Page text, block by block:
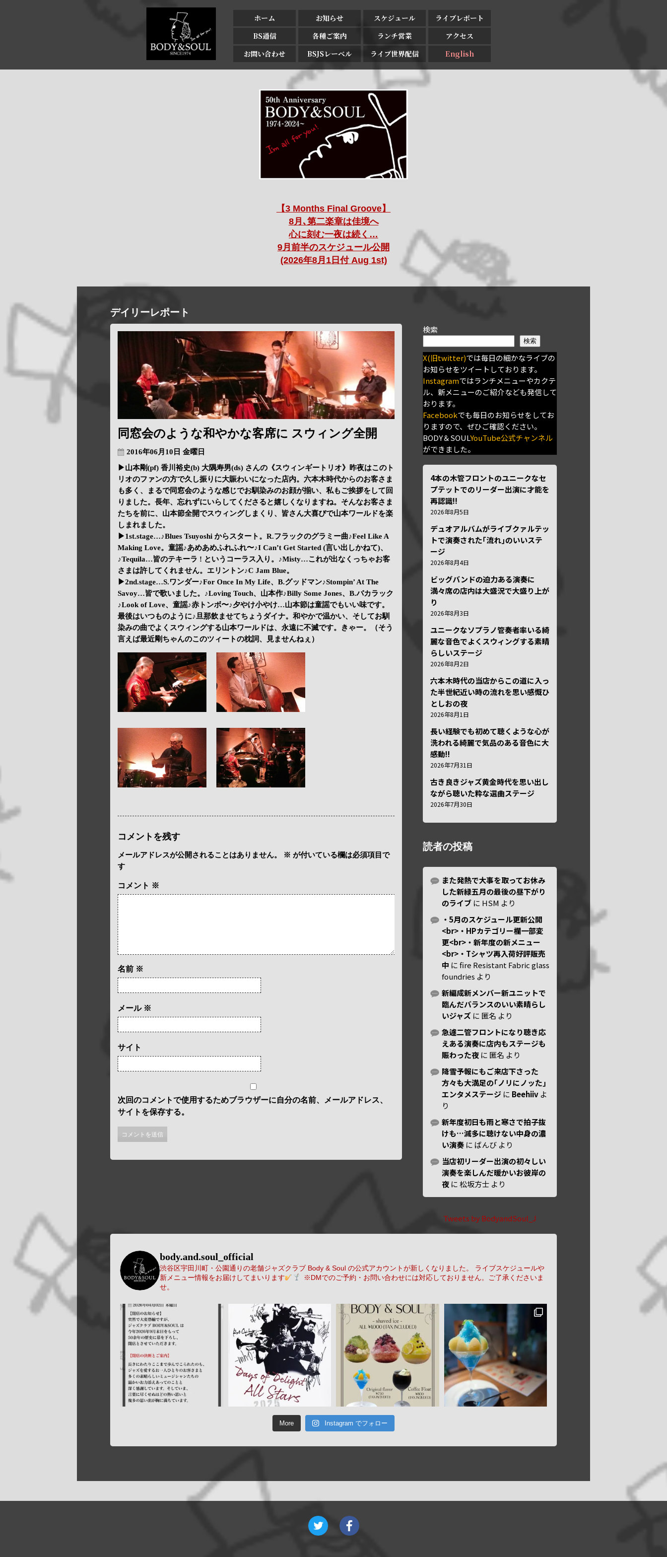
ホーム お知らせ スケジュール
ライブレポート
BS通信
各種ご案内 ランチ営業
アクセス
お問い合わせ
BSJSレーベル ライブ世界配信 English
【3 Months Final Groove】
8月､第二楽章は佳境へ
心に刻む一夜は続く…
9月前半のスケジュール公開
(2026年8月1日付 Aug 1st)
デイリーレポート
同窓会のような和やかな客席に スウィング全開
2016年06月10日 金曜日
▶山本剛(pf) 香川裕史(b) 大隅寿男(ds) さんの《スウィンギートリオ》昨夜はこのト
リオのファンの方で久し振りに大賑わいになった店内。六本木時代からのお客さま
も多く、まるで同窓会のような感じでお馴染みのお顔が揃い、私もご挨拶をして回
りました。長年、忘れずにいらしてくださると嬉しくなりますね。そんなお客さま
たちを前に、山本節全開でスウィングしまくり、皆さん大喜びで山本ワールドを楽
しまれました。
▶1st.stage…♪Blues Tsuyoshi からスタート。R.フラックのグラミー曲♪Feel Like A
Making Love。童謡♪あめあめふれふれ〜♪I Can’t Get Started (言い出しかねて)、
♪Tequila…皆のテキーラ ! というコーラス入り。♪Misty…これが出なくっちゃお客
さまは許してくれません。エリントン♪C Jam Blue。
▶2nd.stage…S.ワンダー♪For Once In My Life、B.グッドマン♪Stompin’ At The
Savoy…皆で歌いました。♪Loving Touch、山本作♪Billy Some Jones、B.バカラック
♪Look of Love、童謡♪赤トンボ〜♪夕やけ小やけ…山本節は童謡でもいい味です。
最後はいつものように♪旦那飲ませてちょうダイナ。和やかで温かい、そしてお馴
染みの曲でよくスウィングする山本ワールドは、永遠に不滅です。きゃー。（そう
言えば最近剛ちゃんのこのツィートの枕詞、見ませんねぇ）
コメントを残す
メールアドレスが公開されることはありません。 ※ が付いている欄は必須項目で
す
コメント ※
名前 ※
メール ※
サイト
次回のコメントで使用するためブラウザーに自分の名前、メールアドレス、
サイトを保存する。
検索
検索
X(旧twitter)では毎日の細かなライブの
お知らせをツイートしております。
Instagramではランチメニューやカクテ
ル、新メニューのご紹介なども発信して
おります。
Facebookでも毎日のお知らせをしてお
りますので、ぜひご確認ください。
BODY＆SOULYouTube公式チャンネル
ができました。
4本の木管フロントのユニークなセ
プテットでのリーダー出演に才能を
再認識!!
2026年8月5日
デュオアルバムがライブクァルテッ
トで演奏された｢流れ｣のいいステ
ージ
2026年8月4日
ビッグバンドの迫力ある演奏に
満々席の店内は大盛況で大盛り上が
り
2026年8月3日
ユニークなソプラノ管奏者率いる綺
麗な音色でよくスウィングする素晴
らしいステージ
2026年8月2日
六本木時代の当店からこの道に入っ
た半世紀近い時の流れを思い感慨ひ
としおの夜
2026年8月1日
長い経験でも初めて聴くような心が
洗われる綺麗で気品のある音色に大
感動!!
2026年7月31日
古き良きジャズ黄金時代を思い出し
ながら聴いた粋な選曲ステージ
2026年7月30日
読者の投稿
また発熱で大事を取ってお休み
した新緑五月の最後の昼下がり
のライブ に HSM より
・5月のスケジュール更新公開
<br>・HPカテゴリー欄一部変
更<br>・新年度の新メニュー
<br>・Tシャツ再入荷好評販売
中 にfire Resistant Fabric glass
foundries より
新編成新メンバー新ユニットで
臨んだバランスのいい素晴らし
いジャズ に 匿名 より
急遽二管フロントになり聴き応
えある演奏に店内もステージも
賑わった夜 に 匿名 より
降雪予報にもご来店下さった
方々も大満足の｢ノリにノッた｣
エンタメステージ に Beehiiv よ
り
新年度初日も雨と寒さで拍子抜
けも…滅多に聴けない中身の濃
い演奏 に ばんび より
当店初リーダー出演の初々しい
演奏を楽しんだ暖かいお彼岸の
夜 に松坂方士 より
Tweets by BodyandSoul_J
body.and.soul_official
渋谷区宇田川町・公園通りの老舗ジャズクラブ Body & Soul の公式アカウントが新しくなりました。
ライブスケジュールや
新メニュー情報をお届けしてまいります
※DMでのご予約・お問い合わせには対応しておりません。ご了承くださいま
せ。
More Instagram でフォロー